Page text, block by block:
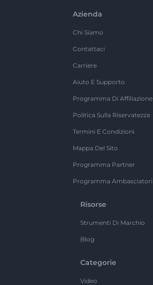
Azienda
Chi Siamo
Contattaci
Carriere
Aiuto E Supporto
Programma Di Affiliazione
Politica Sulla Riservatezza
Termini E Condizioni
Mappa Del Sito
Programma Partner
Programma Ambasciatori
Risorse
Strumenti Di Marchio
Blog
Categorie
Video